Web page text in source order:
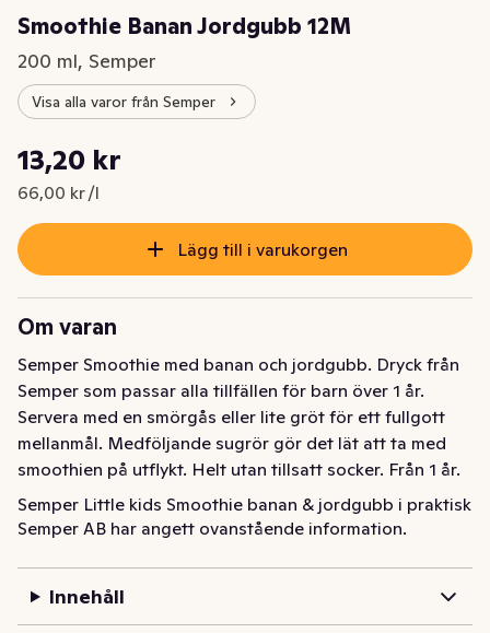
Smoothie Banan Jordgubb 12M
200 ml, Semper
Visa alla varor från Semper
Nuvarande pris är: 13,20 kr
13,20 kr
66,00 kr /l
Styckpris: 66,00 kr /l
Lägg till i varukorgen
Om varan
Semper Smoothie med banan och jordgubb. Dryck från
Semper som passar alla tillfällen för barn över 1 år.
Servera med en smörgås eller lite gröt för ett fullgott
mellanmål. Medföljande sugrör gör det lät att ta med
smoothien på utflykt. Helt utan tillsatt socker. Från 1 år.
Semper Little kids Smoothie banan & jordgubb i praktisk
tetra är en uppfriskande dryck för lite större barn, 1–3
till både mellanmål och utflykt. Semper Smoothie är
Semper AB har angett ovanstående information.
Innehåll